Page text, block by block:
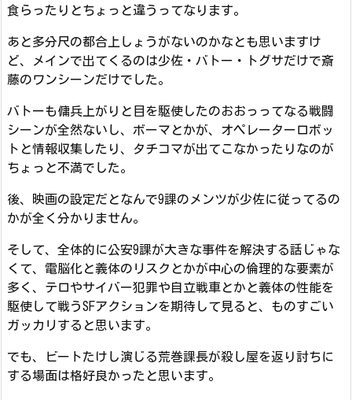
食らったりとちょっと違うってなります。
あと多分尺の都合上しょうがないのかなとも思いますけ
ど、メインで出てくるのは少佐・バトー・トグサだけで斎
藤のワンシーンだけでした。
バトーも傭兵上がりと目を駆使したのおおっってなる戦闘
シーンが全然ないし、ボーマとかが、オペレーターロボッ
トと情報収集したり、タチコマが出てこなかったりなのが
ちょっと不満でした。
後、映画の設定だとなんで9課のメンツが少佐に従ってるの
かが全く分かりません。
そして、全体的に公安9課が大きな事件を解決する話じゃな
くて、電脳化と義体のリスクとかが中心の倫理的な要素が
多く、テロやサイバー犯罪や自立戦車とかと義体の性能を
駆使して戦うSFアクションを期待して見ると、ものすごい
ガッカリすると思います。
でも、ビートたけし演じる荒巻課長が殺し屋を返り討ちに
する場面は格好良かったと思います。